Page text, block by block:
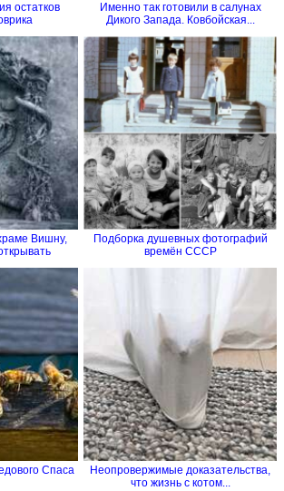
остатков
Именно так готовили в салунах
Дикого Запада. Ковбойская...
Вишну,
Подборка душевных фотографий
времён СССР
Спаса
Неопровержимые доказательства,
что жизнь с котом...